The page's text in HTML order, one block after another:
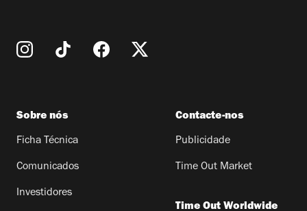
Sobre nós
Ficha Técnica
Comunicados
Investidores
Contacte-nos
Publicidade
Time Out Market
Time Out Worldwide